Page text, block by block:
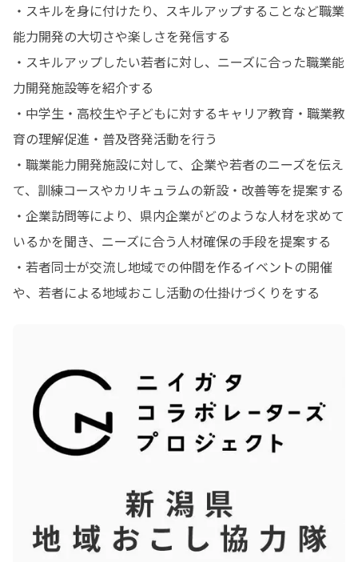
・スキルを身に付けたり、スキルアップすることなど職業
能力開発の大切さや楽しさを発信する
・スキルアップしたい若者に対し、ニーズに合った職業能
力開発施設等を紹介する
・中学生・高校生や子どもに対するキャリア教育・職業教
育の理解促進・普及啓発活動を行う
・職業能力開発施設に対して、企業や若者のニーズを伝え
て、訓練コースやカリキュラムの新設・改善等を提案する
・企業訪問等により、県内企業がどのような人材を求めて
いるかを聞き、ニーズに合う人材確保の手段を提案する
・若者同士が交流し地域での仲間を作るイベントの開催
や、若者による地域おこし活動の仕掛けづくりをする